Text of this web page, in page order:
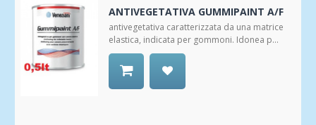
ANTIVEGETATIVA GUMMIPAINT A/F
antivegetativa caratterizzata da una matrice
elastica, indicata per gommoni. Idonea p...